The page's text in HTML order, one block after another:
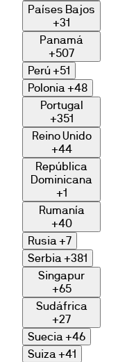
Países Bajos
+31
Panamá
+507
Perú +51
Polonia+48
Portugal
+351
Reino Unido
+44
República
Dominicana
+1
Rumanía
+40
Rusia+7
Serbia+381
Singapur
+65
Sudáfrica
+27
Suecia+46
Suiza+41